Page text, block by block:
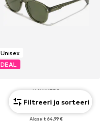
Unisex
DEAL
HAWKERS
Päikeseprillid 'Diver'
Algselt: 64,99 €
Filtreeri ja sorteeri